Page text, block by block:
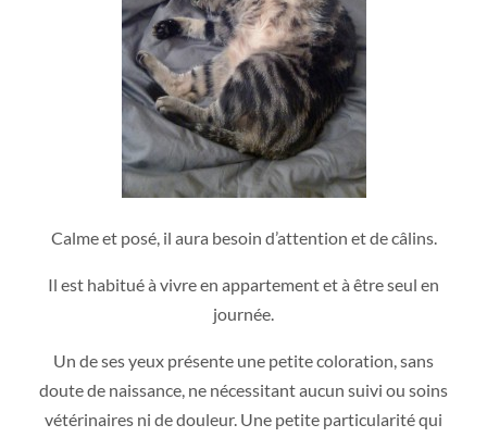
Calme et posé, il aura besoin d’attention et de câlins.
Il est habitué à vivre en appartement et à être seul en
journée.
Un de ses yeux présente une petite coloration, sans
doute de naissance, ne nécessitant aucun suivi ou soins
vétérinaires ni de douleur. Une petite particularité qui